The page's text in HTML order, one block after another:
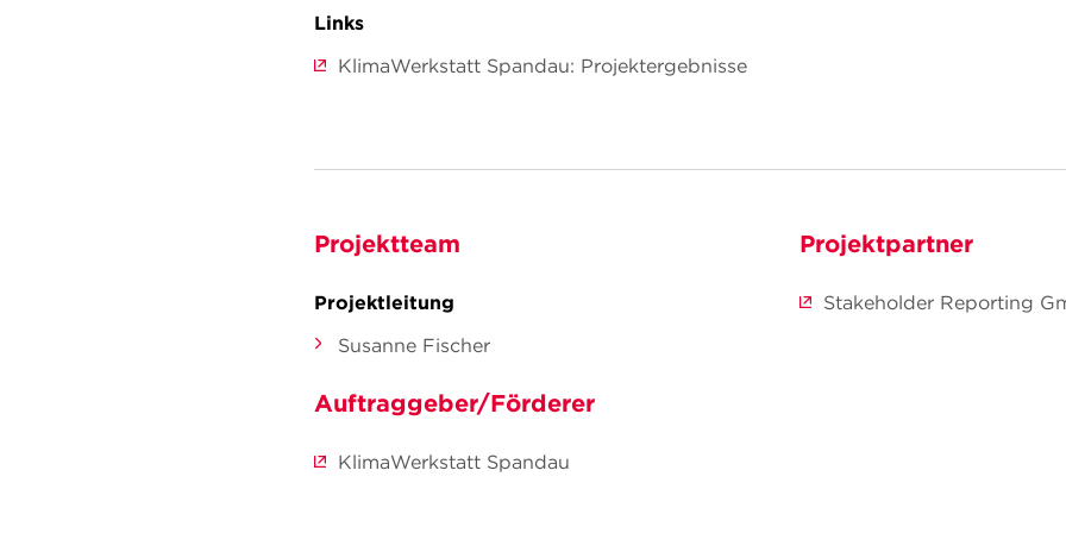
Links
KlimaWerkstatt Spandau: Projektergebnisse
Projektteam
Projektleitung
Susanne Fischer
Auftraggeber/Förderer
KlimaWerkstatt Spandau
Projektpartner
Stakeholder Reporting